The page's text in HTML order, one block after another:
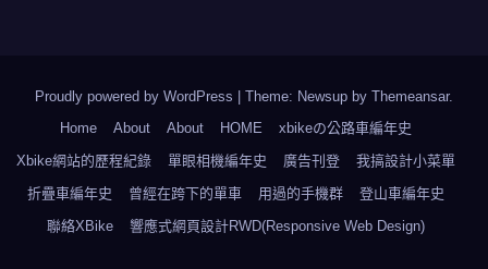
Proudly powered by WordPress Theme: Newsup by Themeansar.
Home
About About HOME
xbikeの公路車編年史
Xbike網站的歷程紀錄
單眼相機編年史 廣告刊登
我搞設計小菜單
折疊車編年史
曾經在跨下的單車 用過的手機群
登山車編年史
聯絡XBike
響應式網頁設計RWD(Responsive Web Design)